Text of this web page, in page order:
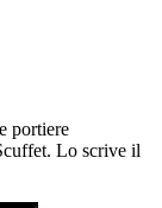
portiere
Lo scrive il